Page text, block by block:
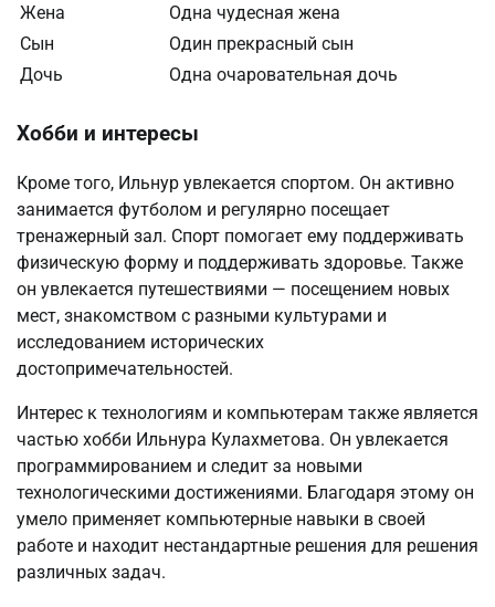
Жена
Одна чудесная жена
Сын
Один прекрасный сын
Дочь
Одна очаровательная дочь
Хобби и интересы
Кроме того, Ильнур увлекается спортом. Он активно
занимается футболом и регулярно посещает
тренажерный зал. Спорт помогает ему поддерживать
физическую форму и поддерживать здоровье. Также
он увлекается путешествиями — посещением новых
мест, знакомством с разными культурами и
исследованием исторических
достопримечательностей.
Интерес к технологиям и компьютерам также является
частью хобби Ильнура Кулахметова. Он увлекается
программированием и следит за новыми
технологическими достижениями. Благодаря этому он
умело применяет компьютерные навыки в своей
работе и находит нестандартные решения для решения
различных задач.